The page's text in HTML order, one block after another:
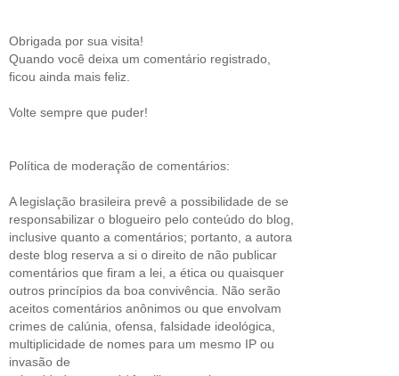
Obrigada por sua visita!
Quando você deixa um comentário registrado,
ficou ainda mais feliz.
Volte sempre que puder!
Política de moderação de comentários:
A legislação brasileira prevê a possibilidade de se
responsabilizar o blogueiro pelo conteúdo do blog,
inclusive quanto a comentários; portanto, a autora
deste blog reserva a si o direito de não publicar
comentários que firam a lei, a ética ou quaisquer
outros princípios da boa convivência. Não serão
aceitos comentários anônimos ou que envolvam
crimes de calúnia, ofensa, falsidade ideológica,
multiplicidade de nomes para um mesmo IP ou
invasão de